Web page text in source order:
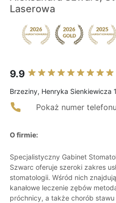
Laserowa
9.9
Brzeziny, Henryka Sienkiewicza
Pokaż numer telefonu
O firmie:
Specjalistyczny Gabinet
Szwarc oferuje szeroki zakres
stomatologii. Wśród nich
kanałowe leczenie zębów
próchnicy, a także chorób